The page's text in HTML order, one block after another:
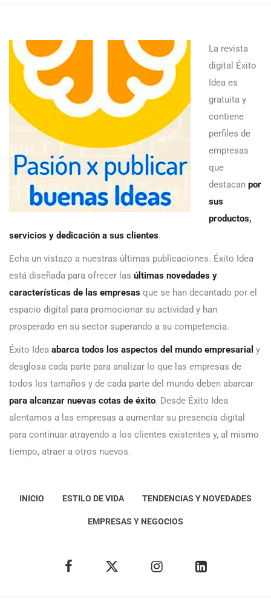
La revista
digital Éxito
Idea es
gratuita y
contiene
perfiles de
empresas
que
destacan por
sus
productos,
servicios y dedicación a sus clientes.
Echa un vistazo a nuestras últimas publicaciones. Éxito Idea
está diseñada para ofrecer las últimas novedades y
características de las empresas que se han decantado por el
espacio digital para promocionar su actividad y han
prosperado en su sector superando a su competencia.
Éxito Idea abarca todos los aspectos del mundo empresarial y
desglosa cada parte para analizar lo que las empresas de
todos los tamaños y de cada parte del mundo deben abarcar
para alcanzar nuevas cotas de éxito. Desde Éxito Idea
alentamos a las empresas a aumentar su presencia digital
para continuar atrayendo a los clientes existentes y, al mismo
tiempo, atraer a otros nuevos.
INICIO ESTILO DE VIDA TENDENCIAS Y NOVEDADES
EMPRESAS Y NEGOCIOS